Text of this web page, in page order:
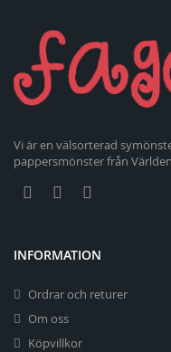
Vi är en välsorterad
pappersmönster från
INFORMATION
Ordrar och returer
Om oss
Köpvillkor